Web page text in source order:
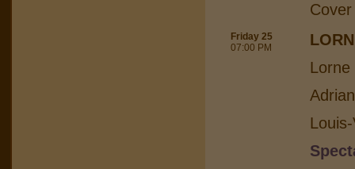
Friday 25
07:00 PM
Lorne